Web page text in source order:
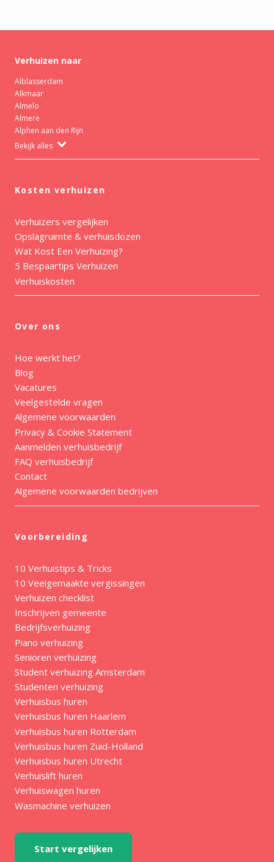
Verhuizen naar
Alblasserdam
Alkmaar
Almelo
Almere
Alphen aan den Rijn
Bekijk alles
Kosten verhuizen
Verhuizers vergelijken
Opslagruimte & verhuisdozen
Wat Kost Een Verhuizing?
5 Bespaartips Verhuizen
Verhuiskosten
Over ons
Hoe werkt het?
Blog
Vacatures
Veelgestelde vragen
Algemene voorwaarden
Privacy & Cookie Statement
Aanmelden verhuisbedrijf
FAQ verhuisbedrijf
Contact
Algemene voorwaarden bedrijven
Voorbereiding
10 Verhuistips & Tricks
10 Veelgemaakte vergissingen
Verhuizen checklist
Inschrijven gemeente
Bedrijfsverhuizing
Piano verhuizing
Senioren verhuizing
Student verhuizing Amsterdam
Studenten verhuizing
Verhuisbus huren
Verhuisbus huren Haarlem
Verhuisbus huren Rotterdam
Verhuisbus huren Zuid-Holland
Verhuisbus huren Utrecht
Verhuislift huren
Verhuiswagen huren
Wasmachine verhuizen
Start vergelijken